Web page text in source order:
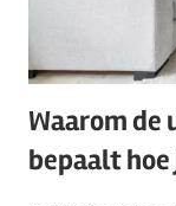
Waarom
bepaalt